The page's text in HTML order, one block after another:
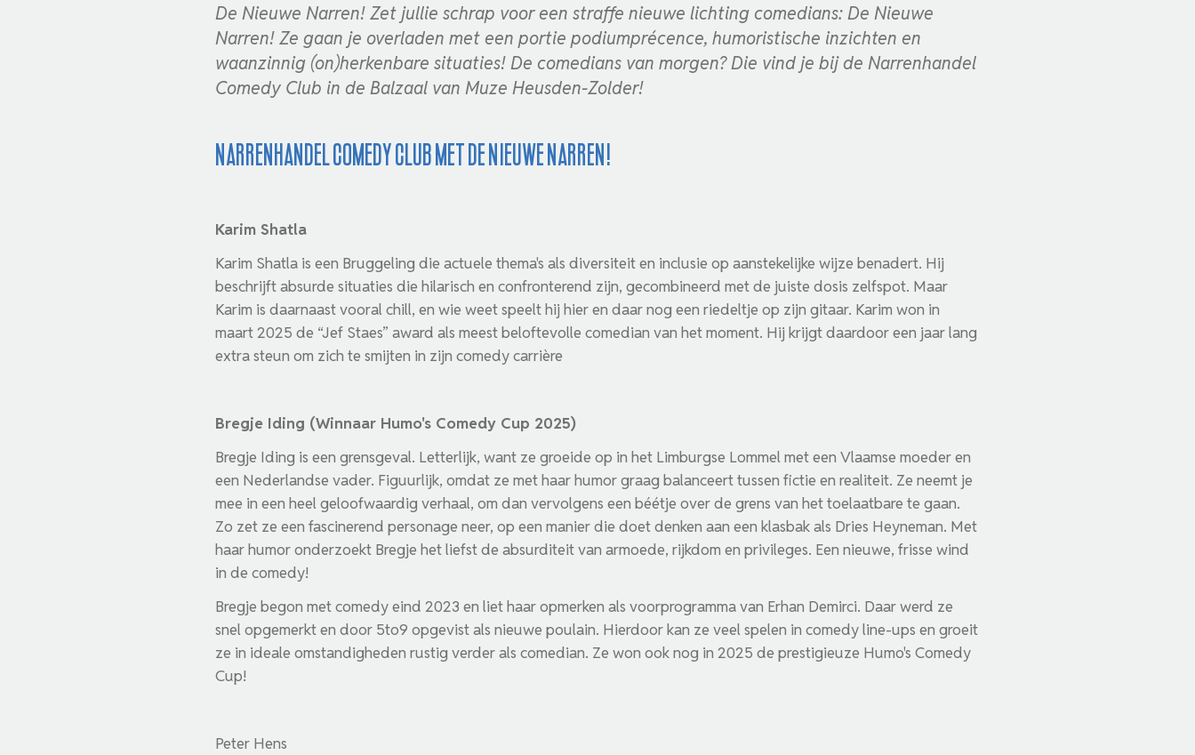
De Nieuwe Narren! Zet jullie schrap voor een straffe nieuwe lichting comedians: De Nieuwe
Narren! Ze gaan je overladen met een portie podiumprécence, humoristische inzichten en
waanzinnig (on)herkenbare situaties! De comedians van morgen? Die vind je bij de Narrenhandel
Comedy Club in de Balzaal van Muze Heusden-Zolder!
Narrenhandel Comedy Club met De Nieuwe Narren!
Karim Shatla
Karim Shatla is een Bruggeling die actuele thema's als diversiteit en inclusie op aanstekelijke wijze benadert. Hij
beschrijft absurde situaties die hilarisch en confronterend zijn, gecombineerd met de juiste dosis zelfspot. Maar
Karim is daarnaast vooral chill, en wie weet speelt hij hier en daar nog een riedeltje op zijn gitaar. Karim won in
maart 2025 de “Jef Staes” award als meest beloftevolle comedian van het moment. Hij krijgt daardoor een jaar lang
extra steun om zich te smijten in zijn comedy carrière
Bregje Iding (Winnaar Humo's Comedy Cup 2025)
Bregje Iding is een grensgeval. Letterlijk, want ze groeide op in het Limburgse Lommel met een Vlaamse moeder en
een Nederlandse vader. Figuurlijk, omdat ze met haar humor graag balanceert tussen fictie en realiteit. Ze neemt je
mee in een heel geloofwaardig verhaal, om dan vervolgens een béétje over de grens van het toelaatbare te gaan.
Zo zet ze een fascinerend personage neer, op een manier die doet denken aan een klasbak als Dries Heyneman. Met
haar humor onderzoekt Bregje het liefst de absurditeit van armoede, rijkdom en privileges. Een nieuwe, frisse wind
in de comedy!
Bregje begon met comedy eind 2023 en liet haar opmerken als voorprogramma van Erhan Demirci. Daar werd ze
snel opgemerkt en door 5to9 opgevist als nieuwe poulain. Hierdoor kan ze veel spelen in comedy line-ups en groeit
ze in ideale omstandigheden rustig verder als comedian. Ze won ook nog in 2025 de prestigieuze Humo's Comedy
Cup!
Peter Hens